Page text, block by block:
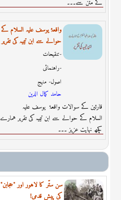
کے متن سے۔۔۔
واقعۂ یوسف علیہ السلام کے
حوالے سے ابن تیمیہ کی تقریر
تنقیحات-
راہنمائى-
اصول- منہج
حامد كمال الدين
قارئین کے سوالات واقعۂ یوسف علیہ
السلام کے حوالے سے ابن تیمیہ کی تقریر ہمارے
کچھ نہایت عزیز ۔۔۔
سن ستّر کا لاہور اور "حجابن"
کی پیش قدمی!